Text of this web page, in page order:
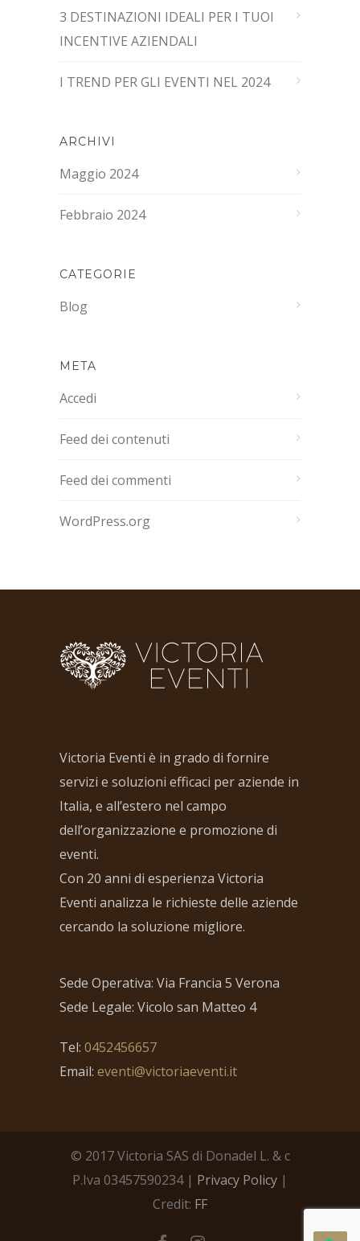
3 DESTINAZIONI IDEALI PER I TUOI
INCENTIVE AZIENDALI
I TREND PER GLI EVENTI NEL 2024
ARCHIVI
Maggio 2024
Febbraio 2024
CATEGORIE
Blog
META
Accedi
Feed dei contenuti
Feed dei commenti
WordPress.org
Victoria Eventi è in grado di fornire
servizi e soluzioni efficaci per aziende in
Italia, e all’estero nel campo
dell’organizzazione e promozione di
eventi.
Con 20 anni di esperienza Victoria
Eventi analizza le richieste delle aziende
cercando la soluzione migliore.
Sede Operativa: Via Francia 5 Verona
Sede Legale: Vicolo san Matteo 4
Tel: 0452456657
Email: eventi@victoriaeventi.it
© 2017 Victoria SAS di Donadel L. & c
P.Iva 03457590234 | Privacy Policy |
Credit: FF